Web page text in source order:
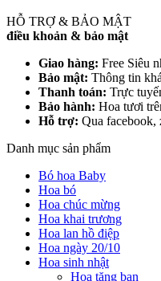
HỖ TRỢ & BẢO MẬT
điều khoản & bảo mật
Giao hàng: Free Siêu
Bảo mật: Thông tin
Thanh toán: Trực
Bảo hành: Hoa tươi
Hỗ trợ: Qua facebook,
Danh mục sản phẩm
Bó hoa Baby
Hoa bó
Hoa chúc mừng
Hoa khai trương
Hoa lan hồ điệp
Hoa ngày 20/10
Hoa sinh nhật
Hoa tặng bạn